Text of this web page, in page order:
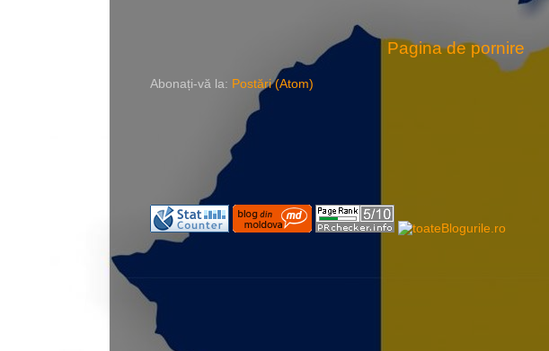
Pagina de pornire
Abonați-vă la: Postări (Atom)